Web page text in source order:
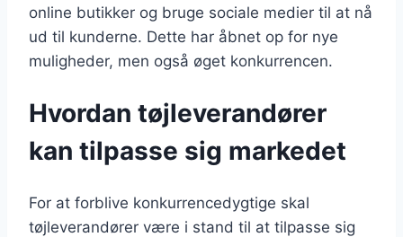
online butikker og bruge sociale medier til at nå
ud til kunderne. Dette har åbnet op for nye
muligheder, men også øget konkurrencen.
Hvordan tøjleverandører
kan tilpasse sig markedet
For at forblive konkurrencedygtige skal
tøjleverandører være i stand til at tilpasse sig